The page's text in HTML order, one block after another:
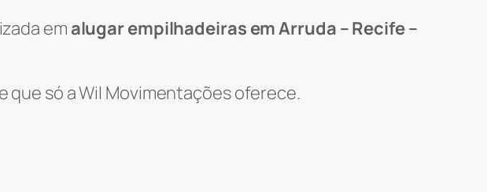
em alugar empilhadeiras em Arruda – Recife –
que só a Wil Movimentações oferece.